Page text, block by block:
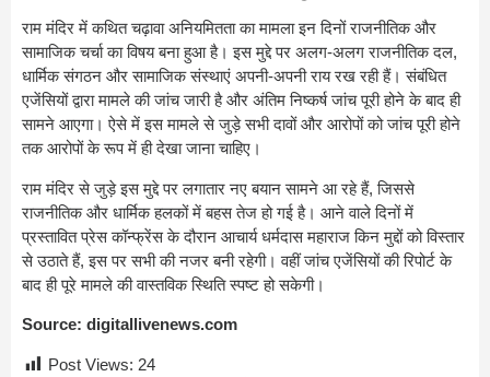
राम मंदिर में कथित चढ़ावा अनियमितता का मामला इन दिनों राजनीतिक और
सामाजिक चर्चा का विषय बना हुआ है। इस मुद्दे पर अलग-अलग राजनीतिक दल,
धार्मिक संगठन और सामाजिक संस्थाएं अपनी-अपनी राय रख रही हैं। संबंधित
एजेंसियों द्वारा मामले की जांच जारी है और अंतिम निष्कर्ष जांच पूरी होने के बाद ही
सामने आएगा। ऐसे में इस मामले से जुड़े सभी दावों और आरोपों को जांच पूरी होने
तक आरोपों के रूप में ही देखा जाना चाहिए।
राम मंदिर से जुड़े इस मुद्दे पर लगातार नए बयान सामने आ रहे हैं, जिससे
राजनीतिक और धार्मिक हलकों में बहस तेज हो गई है। आने वाले दिनों में
प्रस्तावित प्रेस कॉन्फ्रेंस के दौरान आचार्य धर्मदास महाराज किन मुद्दों को विस्तार
से उठाते हैं, इस पर सभी की नजर बनी रहेगी। वहीं जांच एजेंसियों की रिपोर्ट के
बाद ही पूरे मामले की वास्तविक स्थिति स्पष्ट हो सकेगी।
Source: digitallivenews.com
Post Views: 24